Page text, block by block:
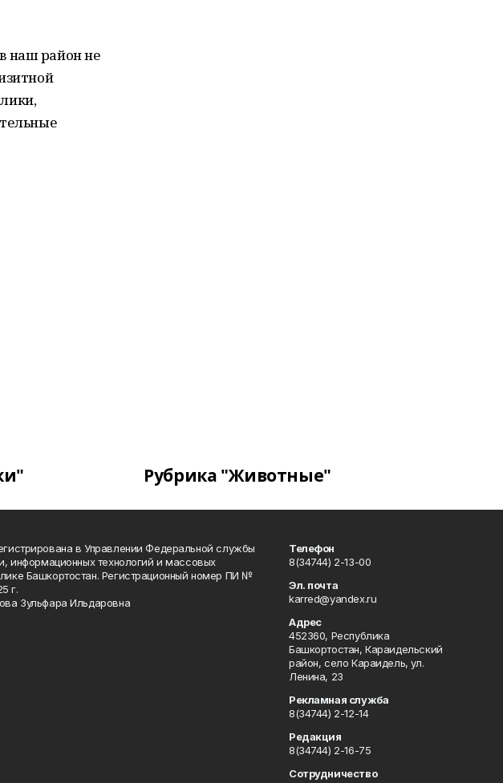
наш район не
Рубрика "Животные"
в Управлении Федеральной службы
информационных технологий и массовых
Башкортостан. Регистрационный номер ПИ №
г.
Зульфара Ильдаровна
Телефон
8(34744) 2-13-00
Эл. почта
karred@yandex.ru
Адрес
452360, Республика
Башкортостан, Караидельский
район, село Караидель, ул.
Ленина, 23
Рекламная служба
8(34744) 2-12-14
Редакция
8(34744) 2-16-75
Сотрудничество